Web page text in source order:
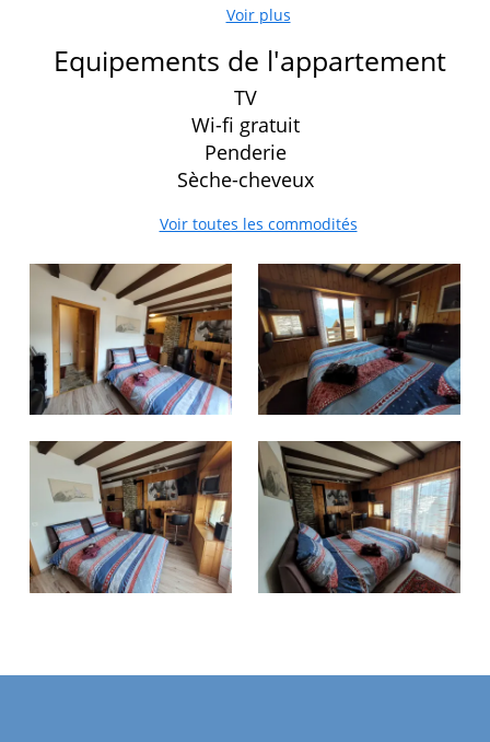
Voir plus
Equipements de l'appartement
TV
Wi-fi gratuit
Penderie
Sèche-cheveux
Voir toutes les commodités